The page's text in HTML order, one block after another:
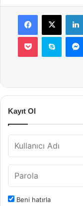
Facebook
X
Pocket Skype
Kayıt Ol
Beni hatırla